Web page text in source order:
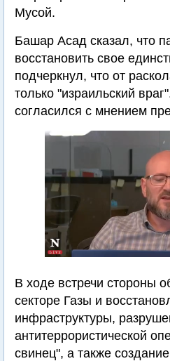
Мусой.
Башар Асад сказал, что
восстановить свое
подчеркнул, что от
только "израильский
согласился с мнением
В ходе встречи стороны
секторе Газы и
инфраструктуры,
антитеррористической
свинец", а также